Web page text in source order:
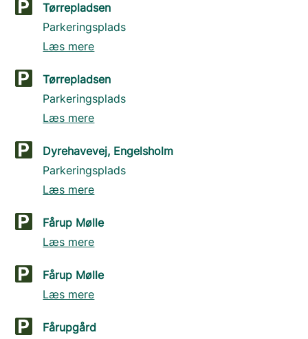
Tørrepladsen
Parkeringsplads
Læs mere
Tørrepladsen
Parkeringsplads
Læs mere
Dyrehavevej, Engelsholm
Parkeringsplads
Læs mere
Fårup Mølle
Læs mere
Fårup Mølle
Læs mere
Fårupgård